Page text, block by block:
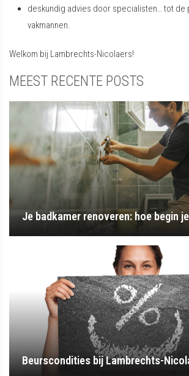
deskundig advies door specialisten… tot de
vakmannen.
Welkom bij Lambrechts-Nicolaers!
MEEST RECENTE POSTS
Je badkamer renoveren: hoe begin
Beurscondities bij Lambrechts-